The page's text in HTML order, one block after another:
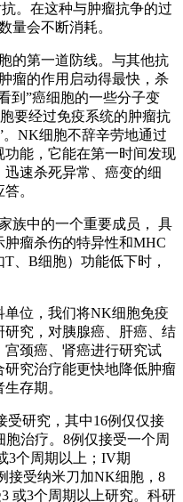
。在这种与肿瘤抗争的过
量会不断消耗。
第一道防线。与其他抗
瘤的作用启动得最快，杀
到”癌细胞的一些分子变
要经过免疫系统的肿瘤抗
。NK细胞不辞辛劳地通过
能，它能在第一时间发现
速杀死异常、癌变的细
。
中的一个重要成员， 具
瘤杀伤的特异性和MHC
、B细胞）功能低下时，
位，我们将NK细胞免疫
究，对胰腺癌、肝癌、结
颈癌、肾癌进行研究试
究治疗能更快地降低肿瘤
存期。
研究，其中16例仅仅接
治疗。8例仅接受一个周
3个周期以上；IV期
接受纳米刀加NK细胞，8
或3个周期以上研究。科研